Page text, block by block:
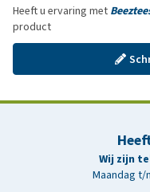
Heeft u ervaring met
product
Wij zijn
Maandag t/